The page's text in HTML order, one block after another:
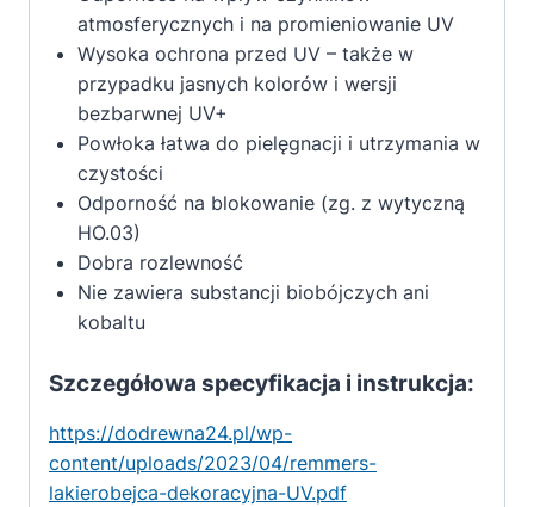
atmosferycznych i na promieniowanie UV
Wysoka ochrona przed UV – także w
przypadku jasnych kolorów i wersji
bezbarwnej UV+
Powłoka łatwa do pielęgnacji i utrzymania w
czystości
Odporność na blokowanie (zg. z wytyczną
HO.03)
Dobra rozlewność
Nie zawiera substancji biobójczych ani
kobaltu
Szczegółowa specyfikacja i instrukcja:
https://dodrewna24.pl/wp-
content/uploads/2023/04/remmers-
lakierobejca-dekoracyjna-UV.pdf